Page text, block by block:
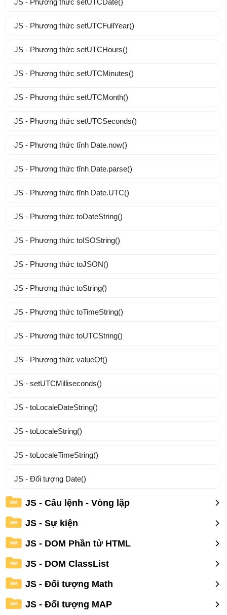
JS - Phương thức setUTCDate()
JS - Phương thức setUTCFullYear()
JS - Phương thức setUTCHours()
JS - Phương thức setUTCMinutes()
JS - Phương thức setUTCMonth()
JS - Phương thức setUTCSeconds()
JS - Phương thức tĩnh Date.now()
JS - Phương thức tĩnh Date.parse()
JS - Phương thức tĩnh Date.UTC()
JS - Phương thức toDateString()
JS - Phương thức toISOString()
JS - Phương thức toJSON()
JS - Phương thức toString()
JS - Phương thức toTimeString()
JS - Phương thức toUTCString()
JS - Phương thức valueOf()
JS - setUTCMilliseconds()
JS - toLocaleDateString()
JS - toLocaleString()
JS - toLocaleTimeString()
JS - Đối tượng Date()
WM JS - Câu lệnh - Vòng lặp
WM JS - Sự kiện
WM JS - DOM Phần tử HTML
WM JS - DOM ClassList
WM JS - Đối tượng Math
WM JS - Đối tượng MAP